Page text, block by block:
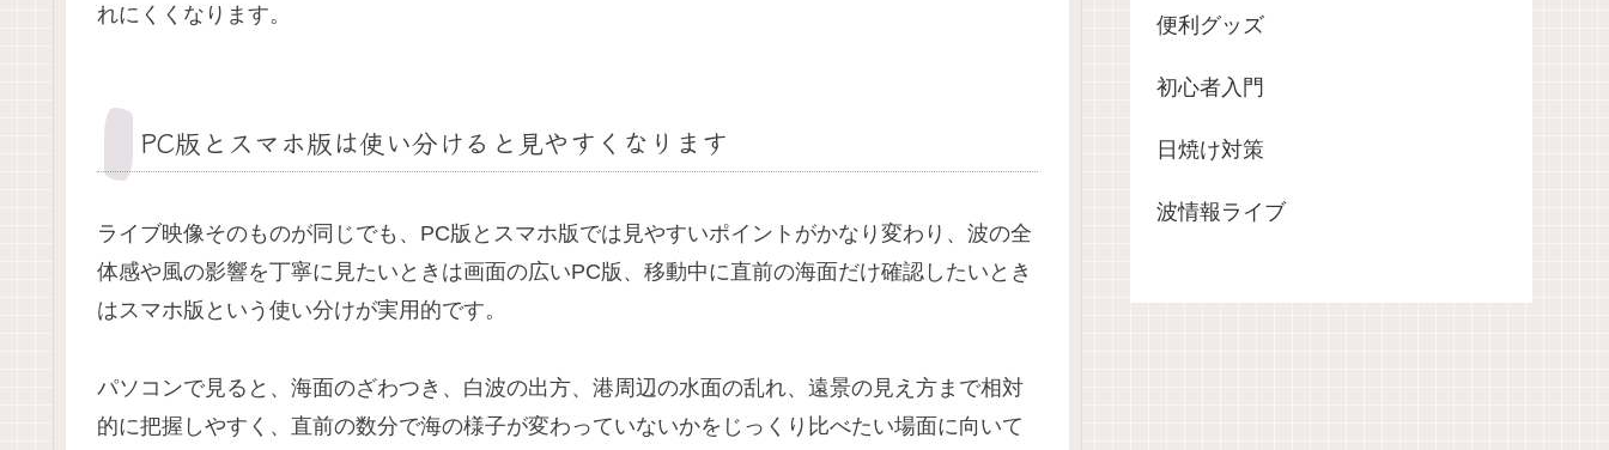
れにくくなります。
PC版とスマホ版は使い分けると見やすくなります
ライブ映像そのものが同じでも、PC版とスマホ版では見やすいポイントがかなり変わり、波の全
体感や風の影響を丁寧に見たいときは画面の広いPC版、移動中に直前の海面だけ確認したいとき
はスマホ版という使い分けが実用的です。
パソコンで見ると、海面のざわつき、白波の出方、港周辺の水面の乱れ、遠景の見え方まで相対
的に把握しやすく、直前の数分で海の様子が変わっていないかをじっくり比べたい場面に向いて
便利グッズ
初心者入門
日焼け対策
波情報ライブ